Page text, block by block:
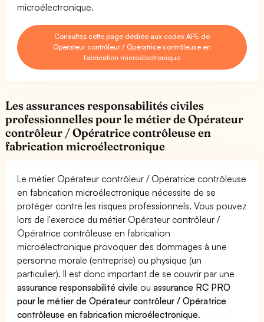
microélectronique.
Consultez cette page dédiée aux codes APE de
Opérateur contrôleur / Opératrice contrôleuse en
fabrication microélectronique
Les assurances responsabilités civiles
professionnelles pour le métier de Opérateur
contrôleur / Opératrice contrôleuse en
fabrication microélectronique
Le métier Opérateur contrôleur / Opératrice contrôleuse
en fabrication microélectronique nécessite de se
protéger contre les risques professionnels. Vous pouvez
lors de l'exercice du métier Opérateur contrôleur /
Opératrice contrôleuse en fabrication
microélectronique provoquer des dommages à une
personne morale (entreprise) ou physique (un
particulier). Il est donc important de se couvrir par une
assurance responsabilité civile ouassurance RC PRO
pour le métier de Opérateur contrôleur / Opératrice
contrôleuse en fabrication microélectronique.